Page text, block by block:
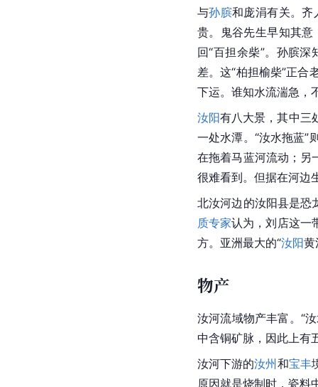
与孙膑和庞涓有关。齐
贵。鬼谷先生早知其
回“百担余柴”。 孙膑深
差。这“柏担榆柴”正合
下运。谁知水流湍急，
汝阳有八大景，其中三
一处水潭。“汝水拖蓝”
在拖着马蓝河流动；另
很难看到。但据在河边
北汝河边的汝阳县是恐
质专家认为，刘店这一
方。 亚洲最大的“汝阳黄
物产
汝河流域物产丰富。“
中含铜矿脉 ，因此上有
汝河下游的汝州和宝丰
原因就是烧制时，瓷料